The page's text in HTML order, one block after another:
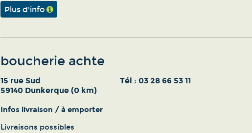
Plus d'info
boucherie achte
15 rue Sud
59140 Dunkerque (0 km)
Tél : 03 28 66 53 11
Infos livraison / à emporter
Livraisons possibles